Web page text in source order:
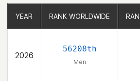
YEAR RANK WORLDWIDE
2026
56208th
Men
YEAR RANK WORLDWIDE